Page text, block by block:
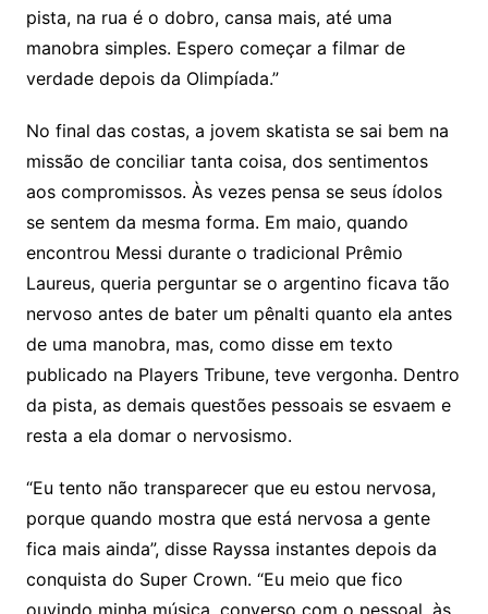
pista, na rua é o dobro, cansa mais, até uma
manobra simples. Espero começar a filmar de
verdade depois da Olimpíada.”
No final das costas, a jovem skatista se sai bem na
missão de conciliar tanta coisa, dos sentimentos
aos compromissos. Às vezes pensa se seus ídolos
se sentem da mesma forma. Em maio, quando
encontrou Messi durante o tradicional Prêmio
Laureus, queria perguntar se o argentino ficava tão
nervoso antes de bater um pênalti quanto ela antes
de uma manobra, mas, como disse em texto
publicado na Players Tribune, teve vergonha. Dentro
da pista, as demais questões pessoais se esvaem e
resta a ela domar o nervosismo.
“Eu tento não transparecer que eu estou nervosa,
porque quando mostra que está nervosa a gente
fica mais ainda”, disse Rayssa instantes depois da
conquista do Super Crown. “Eu meio que fico